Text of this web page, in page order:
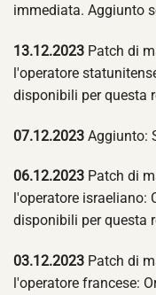
immediata. Aggiunto
13.12.2023 Patch di
l'operatore
disponibili per questa
07.12.2023 Aggiunto:
06.12.2023 Patch di
l'operatore israeliano:
disponibili per questa
03.12.2023 Patch di
l'operatore francese: